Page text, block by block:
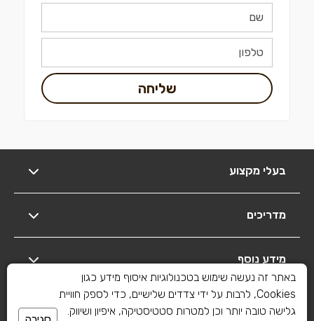
שליחה
בעלי מקצוע
מדריכים
מידע נוסף
יצירת קשר
באתר זה נעשה שימוש בטכנולוגיות איסוף מידע כגון
Cookies, לרבות על ידי צדדים שלישיים, כדי לספק חוויית
גלישה טובה יותר וכן למטרות סטטיסטיקה, איפיון ושיווק.